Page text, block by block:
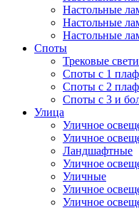
Настольные
Настольные
Настольные
Споты
Трековые
Споты с 1
Споты с 2
Споты с 3 и
Улица
Уличное
Уличное
Ландшафтные
Уличное
Уличные
Уличное
Уличное